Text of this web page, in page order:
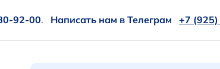
92-00. Написать нам в Телеграм +7